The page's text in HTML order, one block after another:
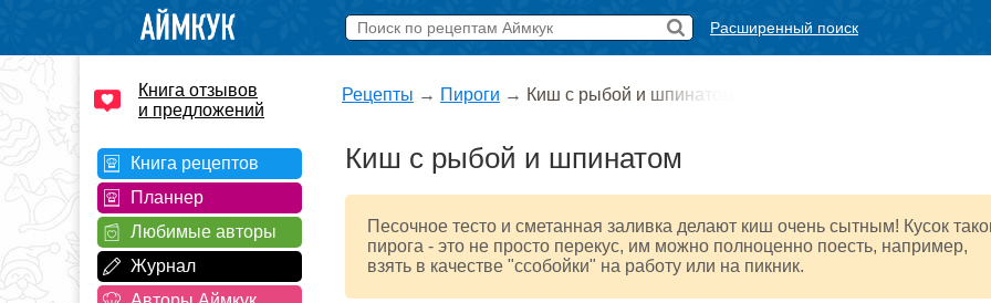
Расширенный поиск
Книга отзывов
и предложений
Книга рецептов
Планнер
Любимые авторы
Журнал
Рецепты → Пироги → Киш с рыбой и шпинатом
Киш с рыбой и шпинатом
Песочное тесто и сметанная заливка делают киш очень сытным! Кусок
пирога - это не просто перекус, им можно полноценно поесть, например,
взять в качестве "ссобойки" на работу или на пикник.